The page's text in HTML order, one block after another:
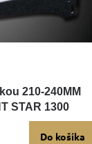
210-240MM
STAR 1300
Do košíka